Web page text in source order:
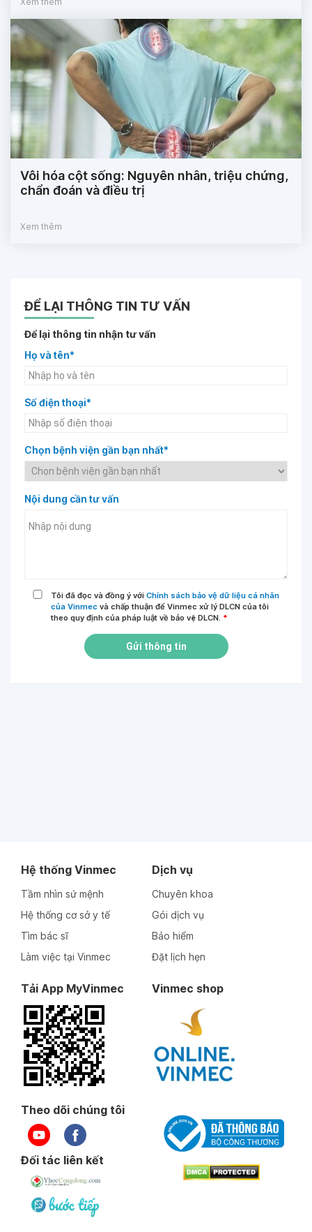
Xem thêm
Vôi hóa cột sống: Nguyên nhân, triệu chứng,
chẩn đoán và điều trị
Xem thêm
ĐỂ LẠI THÔNG TIN TƯ VẤN
Để lại thông tin nhận tư vấn
Họ và tên*
Số điện thoại*
Chọn bệnh viện gần bạn nhất*
Nội dung cần tư vấn
Tôi đã đọc và đồng ý với Chính sách bảo vệ dữ liệu cá nhân
của Vinmec và chấp thuận để Vinmec xử lý DLCN của tôi
theo quy định của pháp luật về bảo vệ DLCN. *
Gửi thông tin
Hệ thống Vinmec
Tầm nhìn sứ mệnh
Hệ thống cơ sở y tế
Tìm bác sĩ
Làm việc tại Vinmec
Dịch vụ
Chuyên khoa
Gói dịch vụ
Bảo hiểm
Đặt lịch hẹn
Tải App MyVinmec Vinmec shop
Theo dõi chúng tôi
Đối tác liên kết